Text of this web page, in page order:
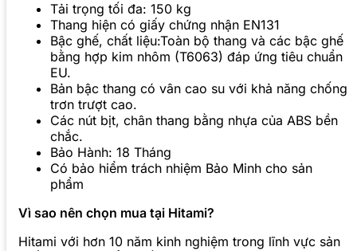
Tải trọng tối đa: 150 kg
Thang hiện có giấy chứng nhận EN131
Bậc ghế, chất liệu:Toàn bộ thang và các bậc ghế
bằng hợp kim nhôm (T6063) đáp ứng tiêu chuẩn
EU.
Bản bậc thang có vân cao su với khả năng chống
trơn trượt cao.
Các nút bịt, chân thang bằng nhựa của ABS bền
chắc.
Bảo Hành: 18 Tháng
Có bảo hiểm trách nhiệm Bảo Minh cho sản
phẩm
Vì sao nên chọn mua tại Hitami?
Hitami với hơn 10 năm kinh nghiệm trong lĩnh vực sản